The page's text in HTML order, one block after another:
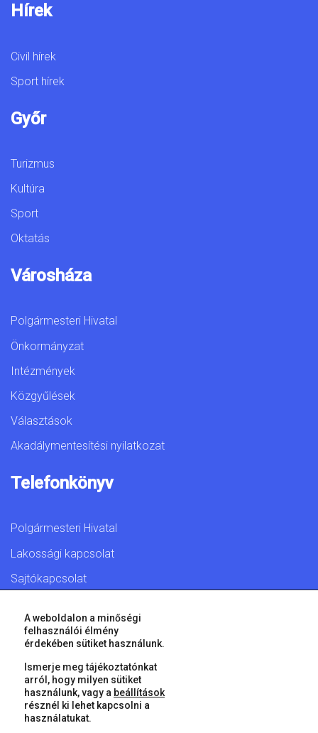
Hírek
Civil hírek
Sport hírek
Győr
Turizmus
Kultúra
Sport
Oktatás
Városháza
Polgármesteri Hivatal
Önkormányzat
Intézmények
Közgyűlések
Választások
Akadálymentesítési nyilatkozat
Telefonkönyv
Polgármesteri Hivatal
Lakossági kapcsolat
Sajtókapcsolat
© 2026 Győr Megyei Jogú Város • Minden jog fenntartva!
A weboldalon a minőségi
felhasználói élmény
érdekében sütiket használunk.
Ismerje meg tájékoztatónkat
arról, hogy milyen sütiket
használunk, vagy a beállítások
résznél ki lehet kapcsolni a
használatukat.